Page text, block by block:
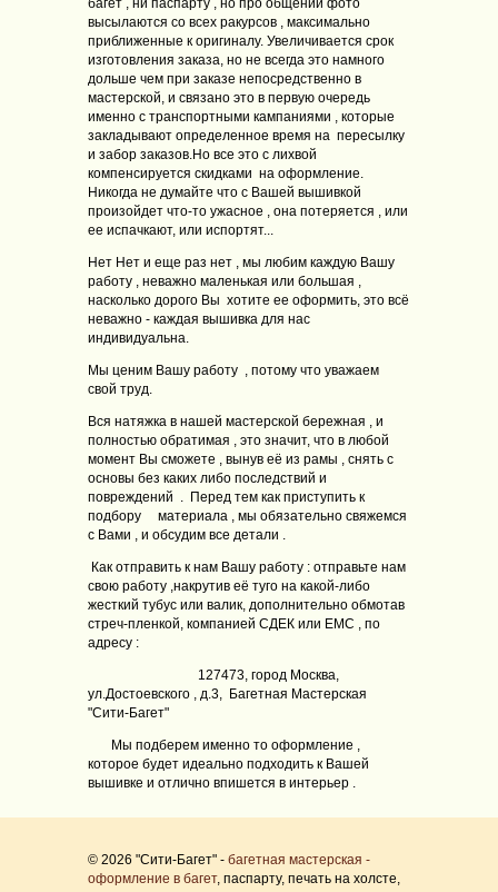
багет , ни паспарту , но про общении фото
высылаются со всех ракурсов , максимально
приближенные к оригиналу. Увеличивается срок
изготовления заказа, но не всегда это намного
дольше чем при заказе непосредственно в
мастерской, и связано это в первую очередь
именно с транспортными кампаниями , которые
закладывают определенное время на пересылку
и забор заказов.Но все это с лихвой
компенсируется скидками на оформление.
Никогда не думайте что с Вашей вышивкой
произойдет что-то ужасное , она потеряется , или
ее испачкают, или испортят...
Нет Нет и еще раз нет , мы любим каждую Вашу
работу , неважно маленькая или большая ,
насколько дорого Вы хотите ее оформить, это всё
неважно - каждая вышивка для нас
индивидуальна.
Мы ценим Вашу работу , потому что уважаем
свой труд.
Вся натяжка в нашей мастерской бережная , и
полностью обратимая , это значит, что в любой
момент Вы сможете , вынув её из рамы , снять с
основы без каких либо последствий и
повреждений . Перед тем как приступить к
подбору материала , мы обязательно свяжемся
с Вами , и обсудим все детали .
Как отправить к нам Вашу работу : отправьте нам
свою работу ,накрутив её туго на какой-либо
жесткий тубус или валик, дополнительно обмотав
стреч-пленкой, компанией СДЕК или ЕМС , по
адресу :
127473, город Москва,
ул.Достоевского , д.3, Багетная Мастерская
"Сити-Багет"
Мы подберем именно то оформление ,
которое будет идеально подходить к Вашей
вышивке и отлично впишется в интерьер .
© 2026 "Сити-Багет" - багетная мастерская -
оформление в багет, паспарту, печать на холсте,